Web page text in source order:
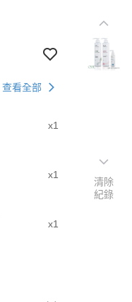
查看全部
x1
x1
x1
清除
紀錄